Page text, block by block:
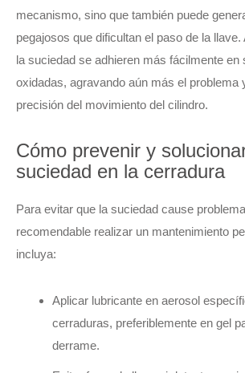
mecanismo, sino que también puede
pegajosos que dificultan el paso de la
la suciedad se adhieren más fácilmente en
oxidadas, agravando aún más el problema
precisión del movimiento del cilindro.
Cómo prevenir y
suciedad en la cerradura
Para evitar que la suciedad cause
recomendable realizar un mantenimiento
incluya:
Aplicar lubricante en aerosol
cerraduras, preferiblemente en gel
derrame.